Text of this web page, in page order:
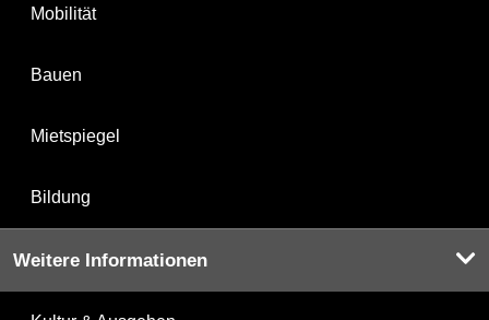
Mobilität
Bauen
Mietspiegel
Bildung
Weitere Informationen